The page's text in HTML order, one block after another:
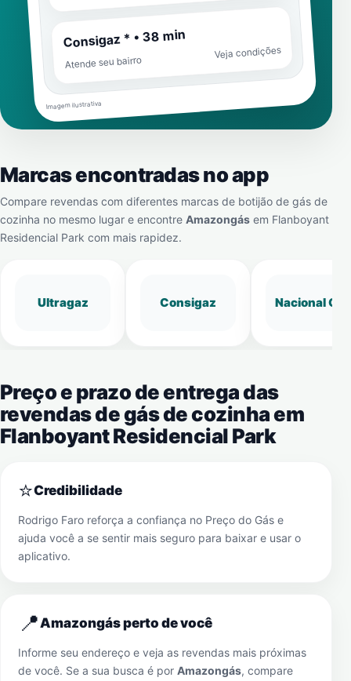
Consigaz * • 38 min
Atende seu bairro
Veja condições
Imagem ilustrativa
Marcas encontradas no app
Compare revendas com diferentes marcas de botijão de gás de
cozinha no mesmo lugar e encontre Amazongás em Flanboyant
Residencial Park com mais rapidez.
Ultragaz Consigaz Nacional Gás
Preço e prazo de entrega das
revendas de gás de cozinha em
Flanboyant Residencial Park
⭐Credibilidade
Rodrigo Faro reforça a confiança no Preço do Gás e
ajuda você a se sentir mais seguro para baixar e usar o
aplicativo.
📍Amazongás perto de você
Informe seu endereço e veja as revendas mais próximas
de você. Se a sua busca é por Amazongás, compare